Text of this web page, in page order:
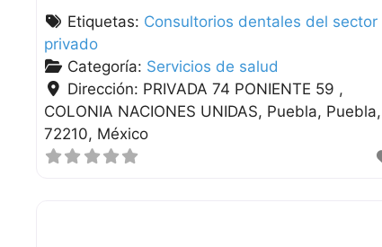
Etiquetas: Consultorios dentales del sector
privado
Categoría: Servicios de salud
Dirección: PRIVADA 74 PONIENTE 59 ,
COLONIA NACIONES UNIDAS Puebla Puebla
72210 México